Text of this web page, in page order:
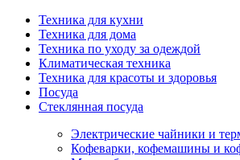
Техника для кухни
Техника для дома
Техника по уходу за одеждой
Климатическая техника
Техника для красоты и здоровья
Посуда
Стеклянная посуда
Электрические чайники и
Кофеварки, кофемашины и